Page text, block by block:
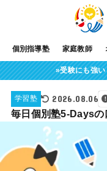
個別指導塾 家庭教師
»受験にも強
学習塾 2026.08.06
毎日個別塾5-Daysの